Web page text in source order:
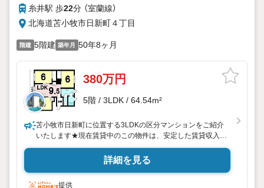
糸井駅 歩22分 （室蘭線）
北海道苫小牧市日新町４丁目
階建 5階建 築年月 50年8ヶ月
380万円
5階 / 3LDK / 64.54m²
苫小牧市日新町に位置する3LDKの区分マンションをご紹介
いたします★現在賃貸中のこの物件は、安定した賃貸収入を
望む方にとって理想的です！想定利回りは14.21％★このマ
ンションは生活利便性にも優れていて、徒歩圏内にはスーパ
ーがあり、々の買い物もとても便利★物件の詳細等のお問合
せはハウスドゥまで、気軽にいつでもご連絡ください！！※
詳細を見る
提供